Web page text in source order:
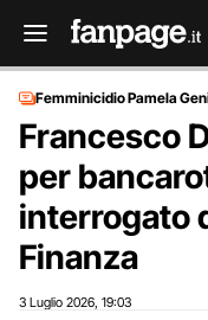
Femminicidio Pamela
Francesco
per
interrogato
Finanza
3 Luglio 2026 19:03